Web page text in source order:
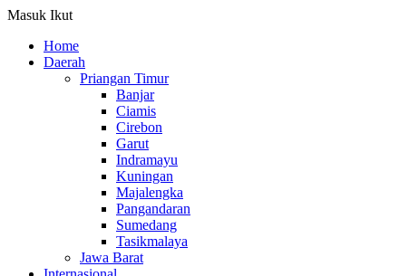
Masuk Ikut
Home
Daerah
Priangan Timur
Banjar
Ciamis
Cirebon
Garut
Indramayu
Kuningan
Majalengka
Pangandaran
Sumedang
Tasikmalaya
Jawa Barat